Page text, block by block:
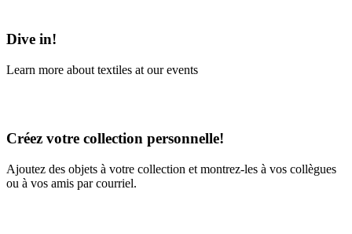
Dive in!
Learn more about textiles at our events
Créez votre collection personnelle!
Ajoutez des objets à votre collection et montrez-les à vos collègues
ou à vos amis par courriel.